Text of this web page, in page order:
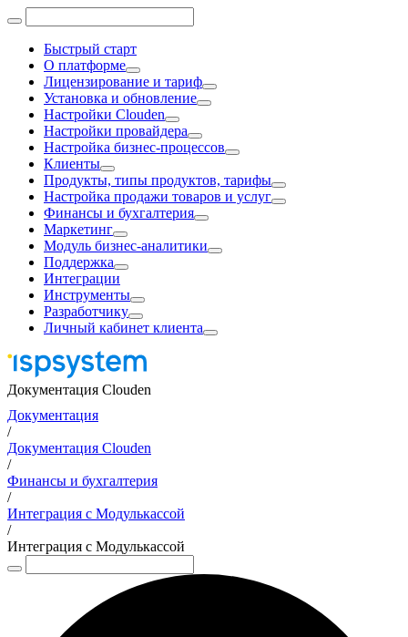
Быстрый старт
О платформе
Лицензирование и тариф
Установка и обновление
Настройки Clouden
Настройки провайдера
Настройка бизнес-процессов
Клиенты
Продукты, типы продуктов, тарифы
Настройка продажи товаров и услуг
Финансы и бухгалтерия
Маркетинг
Модуль бизнес-аналитики
Поддержка
Интеграции
Инструменты
Разработчику
Личный кабинет клиента
Документация Clouden
Документация
/
Документация Clouden
/
Финансы и бухгалтерия
/
Интеграция с Модулькассой
/
Интеграция с Модулькассой